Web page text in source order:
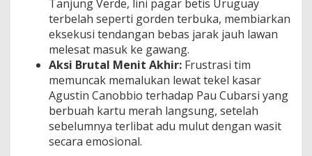
Tanjung Verde, lini pagar betis Uruguay
terbelah seperti gorden terbuka, membiarkan
eksekusi tendangan bebas jarak jauh lawan
melesat masuk ke gawang.
Aksi Brutal Menit Akhir: Frustrasi tim
memuncak memalukan lewat tekel kasar
Agustin Canobbio terhadap Pau Cubarsi yang
berbuah kartu merah langsung, setelah
sebelumnya terlibat adu mulut dengan wasit
secara emosional.